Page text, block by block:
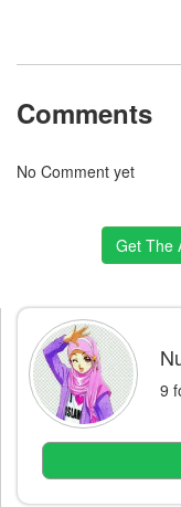
Comments
No Comment yet
Get The
9